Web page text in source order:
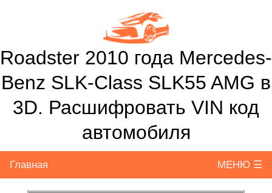
Roadster 2010 года Mercedes-
Benz SLK-Class SLK55 AMG в
3D. Расшифровать VIN код
автомобиля
Главная МЕНЮ ☰